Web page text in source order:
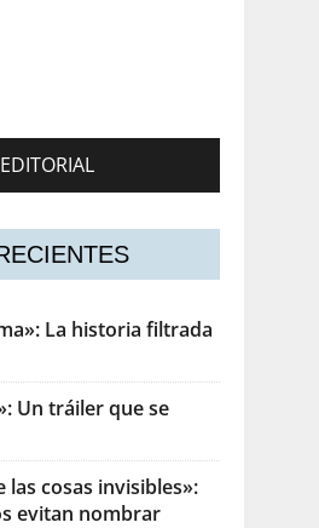
La historia filtrada
Un tráiler que se
las cosas invisibles»:
evitan nombrar